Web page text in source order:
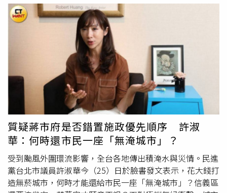
婆)、地基主與灶神，其中太上老君有助於穩定心神、提升
智慧；文昌帝君適合求判斷力、考試運與溝通順利；關聖帝
君則可助防小人、擋是非；城隍爺(城隍夫人)有助於明辨善
惡、化解暗中干擾；土地公(土地婆)、地基主與灶神，則能
穩住家運、財庫與日常生活根基。服裝則可多穿米白色、奶
茶色、淺灰色、天空藍、湖水藍、墨綠色、香檳金與淡紫
色，其中米白、奶茶與淺灰色能穩定情緒，避免水星逆行帶
來的焦躁；藍色系有助溝通順暢、降低誤會；墨綠色能穩住
財運、提升判斷力；香檳金可增加貴人運；淡紫色則有助安
定心神。飾品方面，邱彥龍建議可配戴白水晶、青金石、海
藍寶石、藍寶石、黑曜石、黃水晶、黃藍寶石、鈦晶、祖母
綠、綠幽靈、翡翠與紫水晶。其中白水晶可幫助淨化雜念；
青金石可提升智慧與辨識力；海藍寶與藍寶石則可強化溝
通。最後邱彥龍引用《易林·離之鼎》卦：『缺破不成，胎
卵不生，不見其形。』綜合提出建議，今年小暑期間不可只
施，本質上都屬於需求管理工具。這些政策確實讓投資需求
降溫，也使成交量快速萎縮，但並未增加住宅供給，更無法
改變人口與產業持續集中於都會區的現象。因此政策形成一
個矛盾結果：交易量大幅縮減，但房價跌幅卻遠低於預期，
這也是近兩年房市最明顯的特徵。股市因AI產業爆發而大
漲，政府管房不管股，政策矛盾與後遺症逐漸浮現李同榮進
一步指出，另一個值得檢討的現象是政策方向的失衡。近年
政府與央行幾乎將所有焦點集中在房市，形成「管房不管
股」的政策格局。房貸受到層層限制，但股市資金卻在AI浪
潮帶動下快速膨脹，房貸受限制買房，但貸房入股卻受銀行
鼓勵，資金集中在股市操作槓捍，當冲亂象盛行，政府管房
不管股，資本市場過度擴張與集中，風險逐步增高。從
2025年4月至2026年6月，台股由20,235點大幅上漲至
48,218點，漲幅超過138%。與此同時，房市卻因限貸措施
而陷入交易量急凍。資金大量流向股市，而非房市。這種現
市民安全的治水工程與防災整備，卻遲遲看不到相對應的成
果。她質疑，市政資源有限，施政應有輕重緩急，市民更期
待的是一座面對豪雨不再提心吊膽的「無淹城市」。身為松
山、信義區市議員，她提到，近期豪雨造成信義區、公館、
衡陽路及內湖等地再度傳出積淹水災情。其中，去年嚴重淹
水的信義區吳興、福德等地，今年豪雨來襲後仍再次積水，
顯示問題並非單一事件，而是長期存在的系統性問題。她表
示，相關地區排水改善及水土保持問題多年來已多次被提
出，地方也曾要求市府評估擋水牆等改善措施，但至今仍未
見具體成果。許淑華強調，蔣萬安市府至今仍看不出完整且
具體的治水藍圖。她指出，面對極端降雨日益頻繁，市府應
全面檢討治水系統、強化防洪設施、改善高風險區域排水能
力，並提出具體時程與績效目標。她強調，台北市擁有充足
的財政資源與行政能量，市民期待的是能真正解決問題的治
理能力，也呼籲蔣萬安市府儘速提出讓市民安心的治水方
質疑蔣市府是否錯置施政優先順序 許淑
華：何時還市民一座「無淹城市」？
受到颱風外圍環流影響，全台各地傳出積淹水與災情。民進
黨台北市議員許淑華今（25）日於臉書發文表示，花大錢打
造無菸城市，何時才能還給市民一座「無淹城市」？信義區